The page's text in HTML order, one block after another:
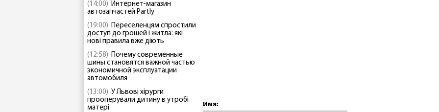
(14:00) Интернет-магазин
автозапчастей Partly
(19:00) Переселенцям спростили
доступ до грошей і житла: які
нові правила вже діють
(12:58) Почему современные
шины становятся важной частью
экономичной эксплуатации
автомобиля
(13:00) У Львові хірурги
прооперували дитину в утробі
матері
Имя: